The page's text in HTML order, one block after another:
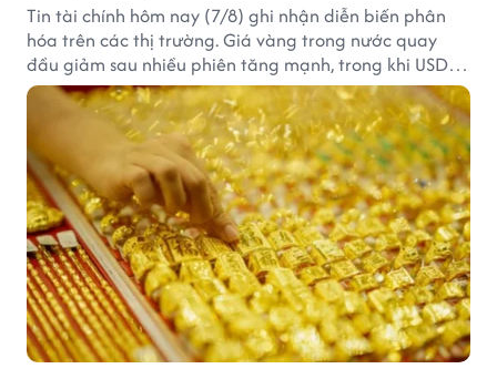
Tin tài chính hôm nay (7/8) ghi nhận diễn biến phân
hóa trên các thị trường. Giá vàng trong nước quay
đầu giảm sau nhiều phiên tăng mạnh, trong khi USD
tại ngân hàng tiếp tục suy yếu dù tỷ giá trung tâm lập
đỉnh mới.